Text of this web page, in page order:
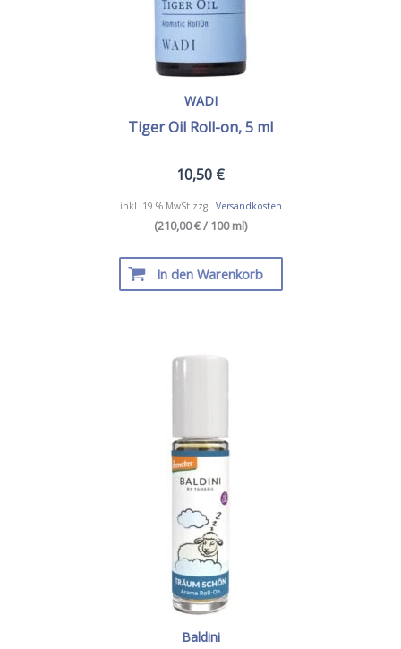
WADI
Tiger Oil Roll-on, 5 ml
10,50 €
inkl. 19 % MwSt. zzgl. Versandkosten
(210,00 € / 100 ml)
In den Warenkorb
Baldini